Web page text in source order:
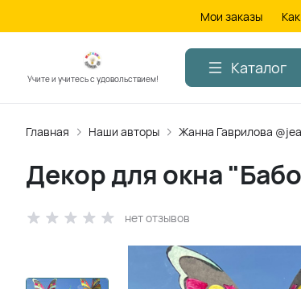
Мои заказы
Учите и учитесь с удовольствием!
Каталог
Главная Наши авторы Жанна Гаврилова
Декор для окна
нет отзывов